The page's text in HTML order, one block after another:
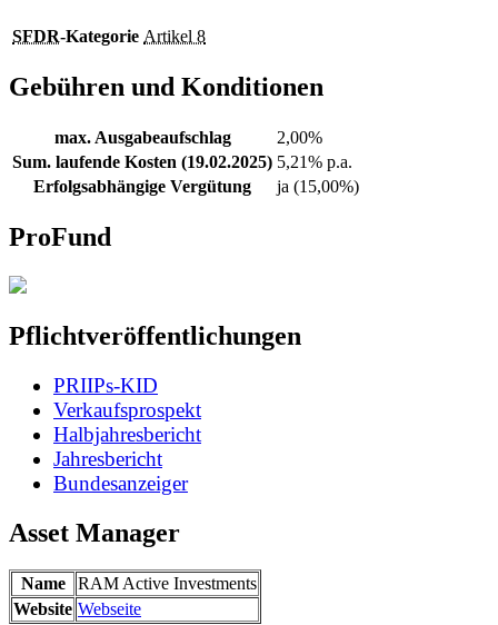
SFDR-Kategorie Artikel 8
Gebühren und Konditionen
max. Ausgabeaufschlag
2,00%
Sum. laufende Kosten (19.02.2025) 5,21% p.a.
Erfolgsabhängige Vergütung
ja (15,00%)
ProFund
Pflichtveröffentlichungen
PRIIPs-KID
Verkaufsprospekt
Halbjahresbericht
Jahresbericht
Bundesanzeiger
Asset Manager
Name
RAM Active Investments
Website Webseite